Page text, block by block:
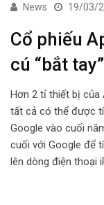
News 19/03/
Cổ phiếu
cú “bắt
Hơn 2 tỉ thiết bị của
tất cả có thể được
Google vào cuối
cuối với Google để
lên dòng điện thoại